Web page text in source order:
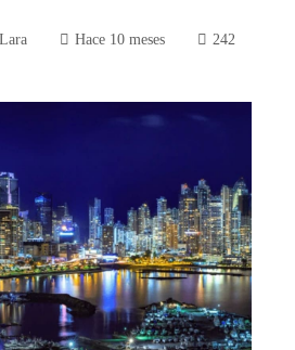
Hace 10 meses 242